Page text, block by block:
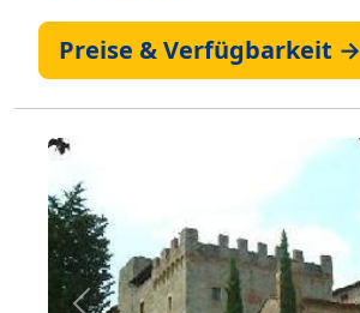
Preise & Verfügbarkeit →